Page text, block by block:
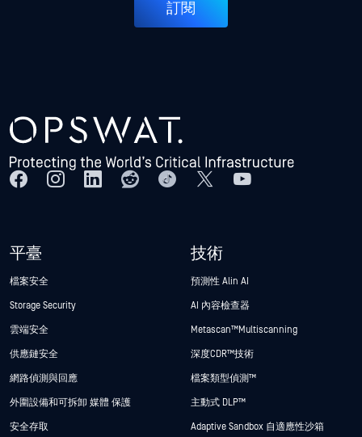
訂閱
平臺
檔案安全
Storage Security
雲端安全
供應鏈安全
網路偵測與回應
外圍設備和可拆卸 媒體 保護
安全存取
技術
預測性 Alin AI
AI 內容檢查器
Metascan™ Multiscanning
深度CDR™技術
檔案類型偵測™
主動式 DLP™
Adaptive Sandbox 自適應性沙箱